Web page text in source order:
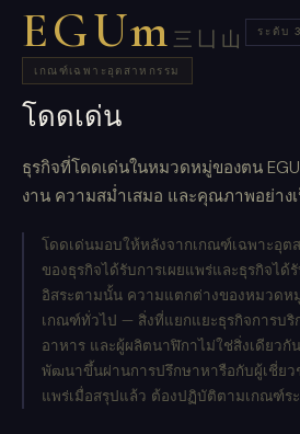
EGUm 三凵山 ระดับ 3
เกณฑ์เฉพาะอุตสาหกรรม
โดดเด่น
ธุรกิจที่โดดเด่นในหมวดหมู่ของตน
งาน ความสม่ำเสมอ และคุณภาพอย่าง
โดดเด่นมอบให้หลังจากเกณฑ์เฉพาะอุ
ของธุรกิจได้รับการเผยแพร่และธุรกิจได้
อิสระตามนั้น ความแตกต่างของหมวดห
เกณฑ์ทั่วไป — สิ่งที่แยกแยะธุรกิจการบ
อาหาร และผู้ผลิตนาฬิกาไม่ใช่สิ่งเดียวกั
พัฒนาขึ้นผ่านการปรึกษาหารือกับผู้เชี่ย
แพร่เมื่อสรุปแล้ว ต้องปฏิบัติตามเกณฑ์ร